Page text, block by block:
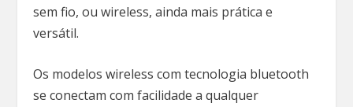
sem fio, ou wireless, ainda mais prática e
versátil.
Os modelos wireless com tecnologia bluetooth
se conectam com facilidade a qualquer